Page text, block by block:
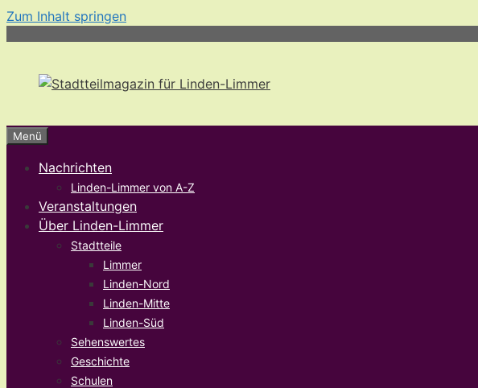
Zum Inhalt springen
Menü
Nachrichten
Linden-Limmer von A-Z
Veranstaltungen
Über Linden-Limmer
Stadtteile
Limmer
Linden-Nord
Linden-Mitte
Linden-Süd
Sehenswertes
Geschichte
Schulen